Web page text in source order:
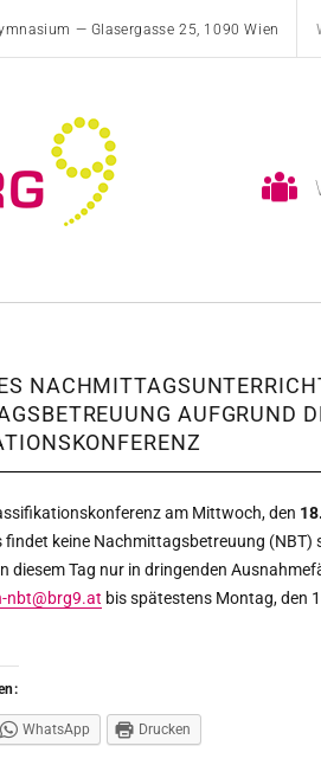
— Glasergasse 25, 1090 Wien
AUFGRUND
am Mittwoch, den
findet keine Nachmittagsbetreuung (NBT)
diesem Tag nur in dringenden
nbt@brg9.at bis spätestens Montag, den
WhatsApp Drucken